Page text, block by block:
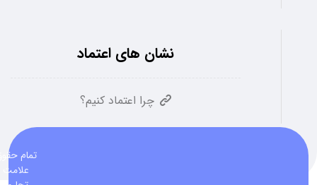
نشان های اعتماد
چرا اعتماد کنیم؟
تمام
علامت